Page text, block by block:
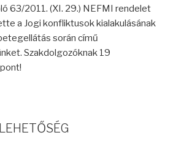
63/2011. (XI. 29.) NEFMI rendelet
a Jogi konfliktusok kialakulásának
során című
Szakdolgozóknak 19